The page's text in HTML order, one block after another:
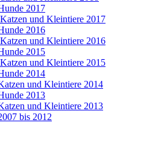
2017
und Kleintiere 2017
2016
und Kleintiere 2016
2015
und Kleintiere 2015
2014
und Kleintiere 2014
2013
und Kleintiere 2013
bis 2012